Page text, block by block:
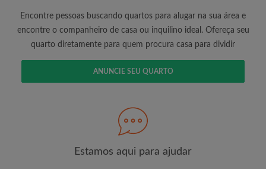
Encontre pessoas buscando quartos para alugar na sua área e
encontre o companheiro de casa ou inquilino ideal. Ofereça seu
quarto diretamente para quem procura casa para dividir
ANUNCIE SEU QUARTO
Estamos aqui para ajudar